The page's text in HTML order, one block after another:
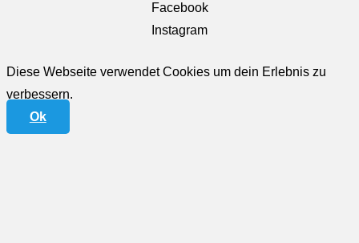
Facebook
Instagram
Diese Webseite verwendet Cookies um dein Erlebnis zu
verbessern.
Ok